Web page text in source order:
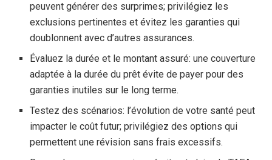
peuvent générer des surprimes; privilégiez les
exclusions pertinentes et évitez les garanties qui
doublonnent avec d’autres assurances.
Évaluez la durée et le montant assuré: une couverture
adaptée à la durée du prêt évite de payer pour des
garanties inutiles sur le long terme.
Testez des scénarios: l’évolution de votre santé peut
impacter le coût futur; privilégiez des options qui
permettent une révision sans frais excessifs.